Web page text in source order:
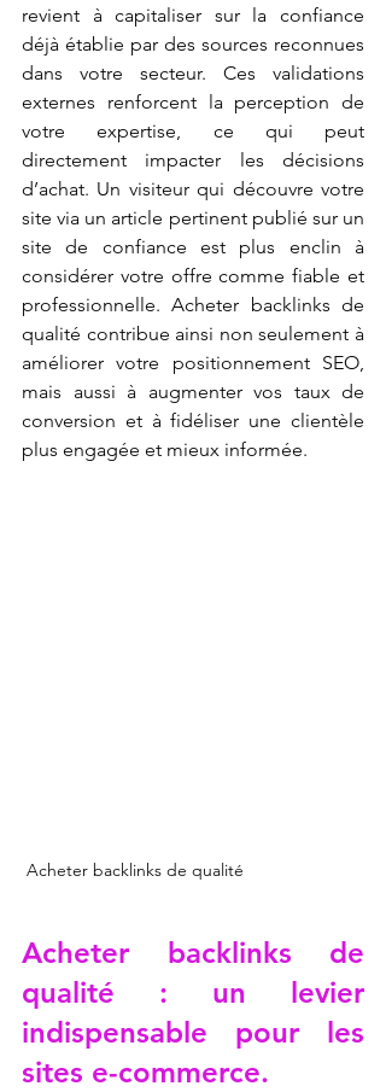
revient à capitaliser sur la confiance
déjà établie par des sources reconnues
dans votre secteur. Ces validations
externes renforcent la perception de
votre expertise, ce qui peut
directement impacter les décisions
d’achat. Un visiteur qui découvre votre
site via un article pertinent publié sur un
site de confiance est plus enclin à
considérer votre offre comme fiable et
professionnelle. Acheter backlinks de
qualité contribue ainsi non seulement à
améliorer votre positionnement SEO,
mais aussi à augmenter vos taux de
conversion et à fidéliser une clientèle
plus engagée et mieux informée.
Acheter backlinks de qualité
Acheter backlinks de
qualité : un levier
indispensable pour les
sites e-commerce.